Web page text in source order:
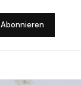
Abonnieren